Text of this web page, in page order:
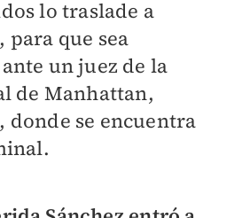
lo traslade a
para que sea
un juez de la
de Manhattan,
donde se encuentra